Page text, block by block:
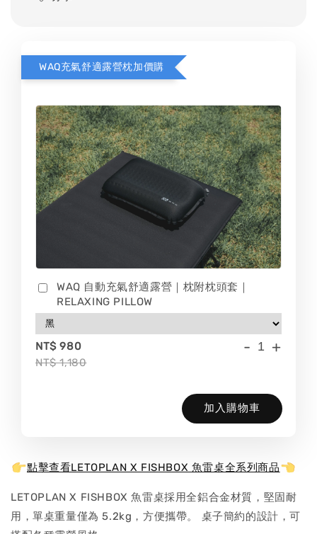
WAQ充氣舒適露營枕加價購
WAQ 自動充氣舒適露營｜枕附枕頭套｜
RELAXING PILLOW
NT$ 980
NT$ 1,180
- +
加入購物車
點擊查看LETOPLAN X FISHBOX 魚雷桌全系列商品
LETOPLAN X FISHBOX 魚雷桌採用全鋁合金材質，堅固耐
用，單桌重量僅為 5.2kg，方便攜帶。 桌子簡約的設計，可